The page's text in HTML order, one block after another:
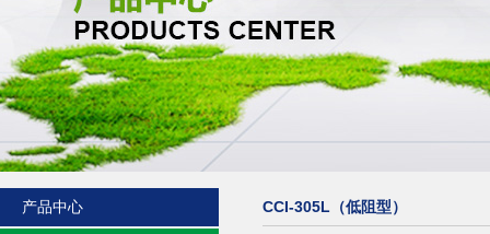
产品中心 CCI-305L（低阻型）